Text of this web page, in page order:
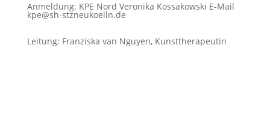
Anmeldung: KPE Nord Veronika Kossakowski E-Mail
kpe@sh-stzneukoelln.de
Leitung: Franziska van Nguyen, Kunsttherapeutin